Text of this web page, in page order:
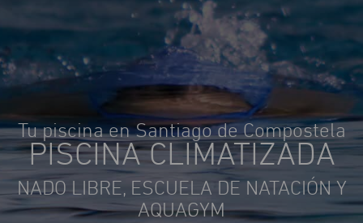
Tu piscina en Santiago de Compostela
PISCINA CLIMATIZADA
NADO LIBRE, ESCUELA DE NATACIÓN Y
AQUAGYM